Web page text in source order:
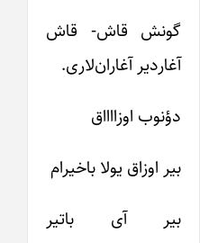
گونش قاش- قاش
آغاردیر آغاران‌لاری.
دؤنوب اوزااااق
بیر اوزاق یولا باخیرام
بیر آی باتیر